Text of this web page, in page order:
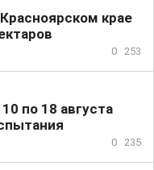
крае
0 253
по 18 августа
0 235